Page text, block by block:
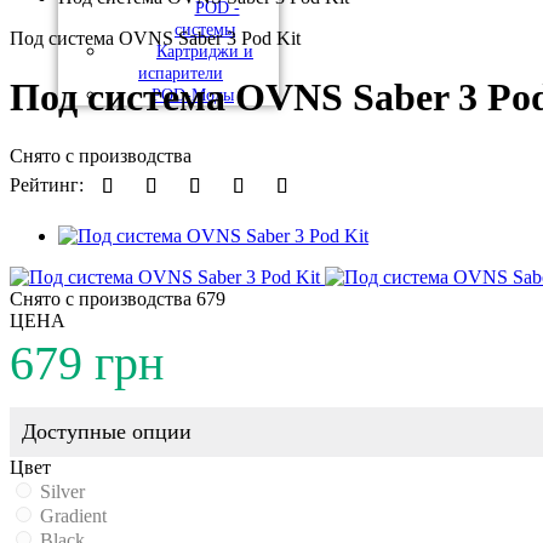
POD -
системы
Картриджи и
испарители
POD-Моды
Под система OVNS Saber 3 Pod Kit
Под система OVNS Saber 3
Снято с производства
Рейтинг:
Снято с производства 679
ЦЕНА
679 грн
Доступные опции
Цвет
Silver
Gradient